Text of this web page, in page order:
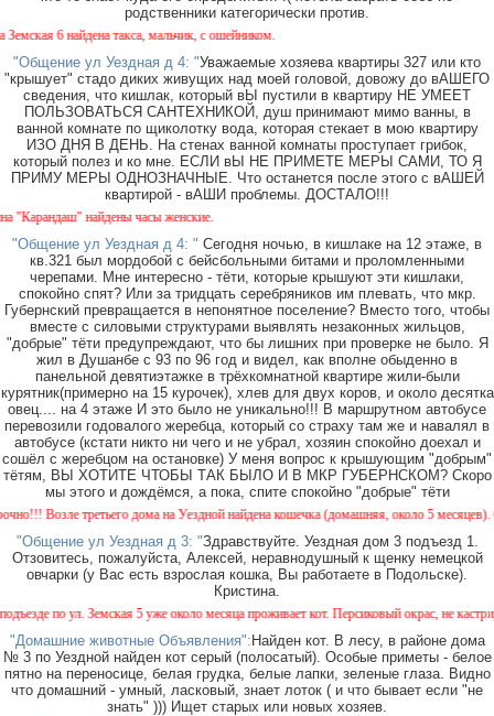
родственники категорически против.
6 найдена такса, мальчик, с ошейником.
"Общение ул Уездная д 4: "Уважаемые хозяева квартиры 327 или кто
"крышует" стадо диких живущих над моей головой, довожу до вАШЕГО
сведения, что кишлак, который вЫ пустили в квартиру НЕ УМЕЕТ
ПОЛЬЗОВАТЬСЯ САНТЕХНИКОЙ, душ принимают мимо ванны, в
ванной комнате по щиколотку вода, которая стекает в мою квартиру
ИЗО ДНЯ В ДЕНЬ. На стенах ванной комнаты проступает грибок,
который полез и ко мне. ЕСЛИ вЫ НЕ ПРИМЕТЕ МЕРЫ САМИ, ТО Я
ПРИМУ МЕРЫ ОДНОЗНАЧНЫЕ. Что останется после этого с вАШЕЙ
квартирой - вАШИ проблемы. ДОСТАЛО!!!
найдены часы женские.
"Общение ул Уездная д 4: " Сегодня ночью, в кишлаке на 12 этаже, в
кв.321 был мордобой с бейсбольными битами и проломленными
черепами. Мне интересно - тёти, которые крышуют эти кишлаки,
спокойно спят? Или за тридцать серебряников им плевать, что мкр.
Губернский превращается в непонятное поселение? Вместо того, чтобы
вместе с силовыми структурами выявлять незаконных жильцов,
"добрые" тёти предупреждают, что бы лишних при проверке не было. Я
жил в Душанбе с 93 по 96 год и видел, как вполне обыденно в
панельной девятиэтажке в трёхкомнатной квартире жили-были
курятник(примерно на 15 курочек), хлев для двух коров, и около десятка
овец.... на 4 этаже И это было не уникально!!! В маршрутном автобусе
перевозили годовалого жеребца, который со страху там же и навалял в
автобусе (кстати никто ни чего и не убрал, хозяин спокойно доехал и
сошёл с жеребцом на остановке) У меня вопрос к крышующим "добрым"
тётям, ВЫ ХОТИТЕ ЧТОБЫ ТАК БЫЛО И В МКР ГУБЕРНСКОМ? Скоро
мы этого и дождёмся, а пока, спите спокойно "добрые" тёти
Возле третьего дома на Уездной найдена кошечка (домашняя, около 5 месяцев).
"Общение ул Уездная д 3: "Здравствуйте. Уездная дом 3 подъезд 1.
Отзовитесь, пожалуйста, Алексей, неравнодушный к щенку немецкой
овчарки (у Вас есть взрослая кошка, Вы работаете в Подольске).
Кристина.
по ул. Земская 5 уже около месяца проживает кот. Персиковый окрас, не
"Домашние животные Объявления":Найден кот. В лесу, в районе дома
№ 3 по Уездной найден кот серый (полосатый). Особые приметы - белое
пятно на переносице, белая грудка, белые лапки, зеленые глаза. Видно
что домашний - умный, ласковый, знает лоток ( и что бывает если "не
знать" ))) Ищет старых или новых хозяев.